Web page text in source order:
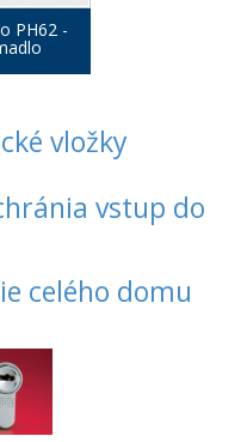
PH62 -
vložky
vstup do
celého domu